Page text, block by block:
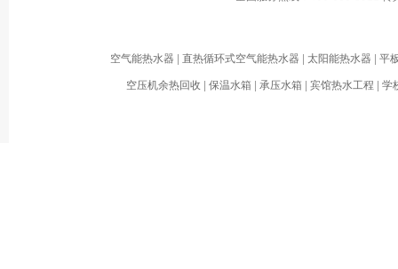
空气能热水器 直热循环式空气能热水器 太阳能热水器 平
空压机余热回收 保温水箱 承压水箱 宾馆热水工程 学